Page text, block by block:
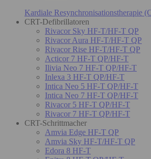
Kardiale Resynchronisationstherapie
CRT-Defibrillatoren
Rivacor Sky HF-T/HF-T QP
Rivacor Aura HF-T/HF-T QP
Rivacor Rise HF-T/HF-T QP
Acticor 7 HF-T QP/HF-T
Ilivia Neo 7 HF-T QP/HF-T
Inlexa 3 HF-T QP/HF-T
Intica Neo 5 HF-T QP/HF-T
Intica Neo 7 HF-T QP/HF-T
Rivacor 5 HF-T QP/HF-T
Rivacor 7 HF-T QP/HF-T
CRT-Schrittmacher
Amvia Edge HF-T QP
Amvia Sky HF-T/HF-T QP
Edora 8 HF-T